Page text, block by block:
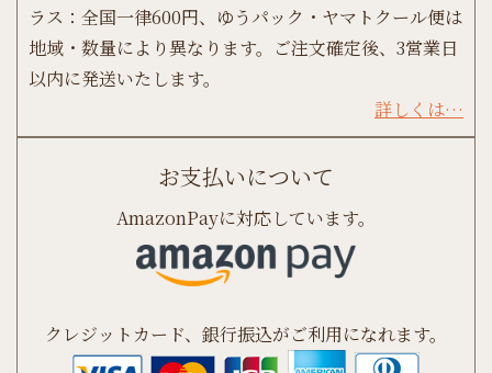
ラス：全国一律600円、ゆうパック・ヤマトクール便は
地域・数量により異なります。ご注文確定後、3営業日
以内に発送いたします。
詳しくは…
お支払いについて
AmazonPayに対応しています。
クレジットカード、銀行振込がご利用になれます。